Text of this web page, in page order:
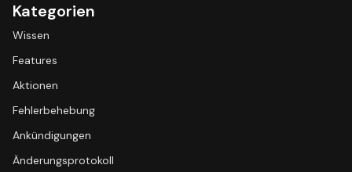
Kategorien
Wissen
Features
Aktionen
Fehlerbehebung
Ankündigungen
Änderungsprotokoll